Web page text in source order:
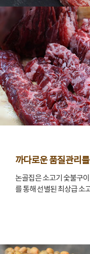
까다로운 품질관리
논골집은 소고기 숯불구
를 통해 선별된 최상급 소